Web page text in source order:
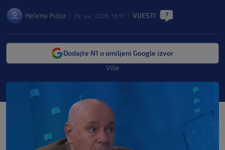
Helena Puljiz 09. svi. 2026. 18:57 VIJESTI 7
Dodajte N1 u omiljeni Google izvor
Više